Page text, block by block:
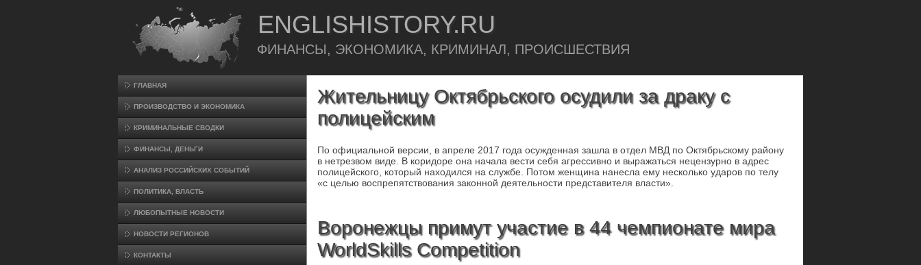
ENGLISHISTORY.RU
ФИНАНСЫ, ЭКОНОМИКА, КРИМИНАЛ, ПРОИСШЕСТВИЯ
ГЛАВНАЯ
ПРОИЗВΟДСТВО И ЭКОНОМИКА
КРИМИНАЛЬНЫЕ СВОДКИ
ФИНАНСЫ, ДЕНЬГИ
АНАЛИЗ РОССИЙСКИХ СОБЫТИЙ
ПОЛИТИКА, ВЛАСТЬ
ЛЮБОПЫТНЫЕ НОВОСТИ
НОВОСТИ РЕГИОНОВ
КОНТАКТЫ
Жительницу Октябрьского осудили за драку с
полицейским
По официальной версии, в апреле 2017 года осужденная зашла в отдел МВД по Октябрьскому району
в нетрезвом виде. В коридоре она начала вести себя агрессивно и выражаться нецензурно в адрес
полицейского, который находился на службе. Потом женщина нанесла ему несколько ударов по телу
«с целью воспрепятствования законной деятельности представителя власти».
Воронежцы примут участие в 44 чемпионате мира
WorldSkills Competition